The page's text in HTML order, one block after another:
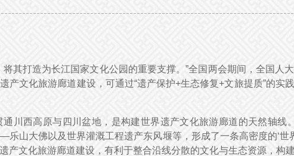
其打造为长江国家文化公园的重要支撑。”全国两会期间，全国人
产文化旅游廊道建设，可通过“遗产保护+生态修复+文旅提质”的实
川西高原与四川盆地，是构建世界遗产文化旅游廊道的天然轴
山大佛以及世界灌溉工程遗产东风堰等，形成了一条高密度的‘世
产文化旅游廊道建设，有利于整合沿线分散的文化与生态资源，构